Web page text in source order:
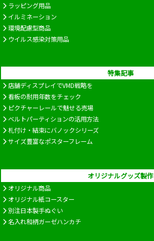
ラッピング用品
イルミネーション
環境配慮型商品
ウイルス感染対策用品
特集記事
店舗ディスプレイでVMD戦略を
看板の耐用年数をチェック
ピクチャーレールで魅せる売場
ベルトパーティションの活用方法
札付け・結束にバノックシリーズ
サイズ豊富なポスターフレーム
オリジナルグッズ製作
オリジナル商品
オリジナル紙コースター
別注日本製手ぬぐい
名入れ和柄ガーゼハンカチ